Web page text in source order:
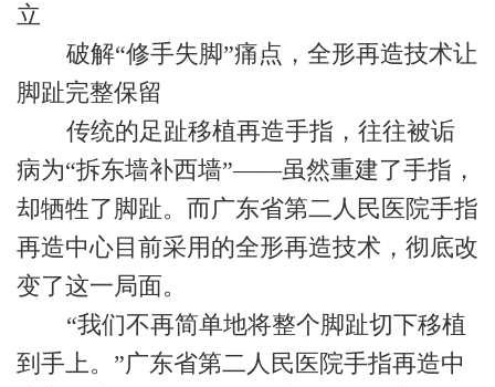
立
破解“修手失脚”痛点，全形再造技术让
脚趾完整保留
传统的足趾移植再造手指，往往被诟
病为“拆东墙补西墙”——虽然重建了手指，
却牺牲了脚趾。而广东省第二人民医院手指
再造中心目前采用的全形再造技术，彻底改
变了这一局面。
“我们不再简单地将整个脚趾切下移植
到手上。”广东省第二人民医院手指再造中